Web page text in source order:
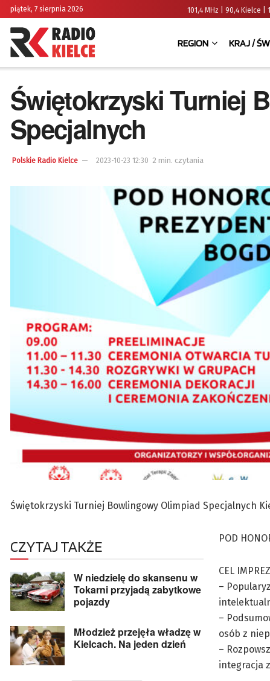
piątek, 7 sierpnia 2026 101,4 MHz | 90,4 Kielce
REGION KRAJ /
Świętokrzyski Turniej
Specjalnych
Polskie Radio Kielce 2023-10-23 12:30 2 min. czytania
Świętokrzyski Turniej Bowlingowy Olimpiad Specjalnych
CZYTAJ TAKŻE
W niedzielę do skansenu w
Tokarni przyjadą zabytkowe
pojazdy
Młodzież przejęła władzę w
Kielcach. Na jeden dzień
POD
CEL
–
–
osób z
–
integracja